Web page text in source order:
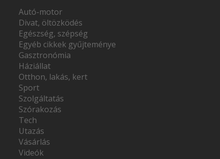
Autó-motor
Divat, öltözködés
Egészség, szépség
Egyéb cikkek gyűjteménye
Gasztronómia
Háziállat
Otthon, lakás, kert
Sport
Szolgáltatás
Szórakozás
Tech
Utazás
Vásárlás
Videók